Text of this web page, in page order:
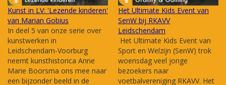
Kunst in LV: 'Lezende kinderen'
van Marian Gobius
In deel 5 van onze serie over
kunstwerken in
Leidschendam-Voorburg
neemt kunsthistorica Anne
Marie Boorsma ons mee naar
een bijzonder beeld in de
Het Ultimate Kids Event van
SenW bij RKAVV
Leidschendam
Het Ultimate Kids Event van
Sport en Welzijn (SenW) trok
woensdag veel jonge
bezoekers naar
voetbalvereniging RKAVV. Het